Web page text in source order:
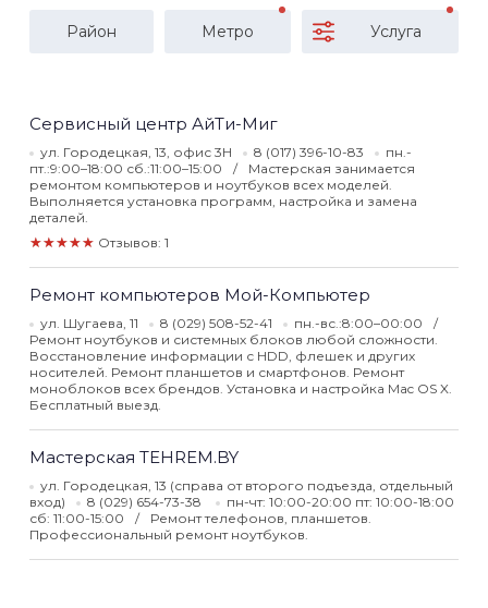
Район Метро Услуга
Сервисный центр АйТи-Миг
ул. Городецкая, 13, офис 3Н 8 (017) 396-10-83
пн.-
пт.:9:00–18:00 сб.:11:00–15:00
Мастерская занимается
ремонтом компьютеров и ноутбуков всех моделей.
Выполняется установка программ, настройка и замена
деталей.
★★★★★ Отзывов: 1
Ремонт компьютеров Мой-Компьютер
ул. Шугаева, 11 8 (029) 508-52-41
пн.-вс.:8:00–00:00
Ремонт ноутбуков и системных блоков любой сложности.
Восстановление информации с HDD, флешек и других
носителей. Ремонт планшетов и смартфонов. Ремонт
моноблоков всех брендов. Установка и настройка Mac OS X.
Бесплатный выезд.
Мастерская TEHREM.BY
ул. Городецкая, 13 (справа от второго подъезда, отдельный
вход)
8 (029) 654-73-38
пн-чт: 10:00-20:00 пт: 10:00-18:00
сб: 11:00-15:00
Ремонт телефонов, планшетов.
Профессиональный ремонт ноутбуков.